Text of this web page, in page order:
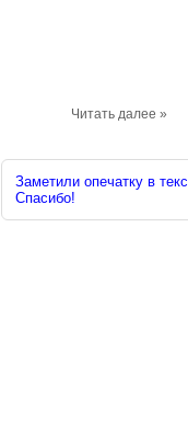
Читать далее »
Заметили опечатку в
Спасибо!